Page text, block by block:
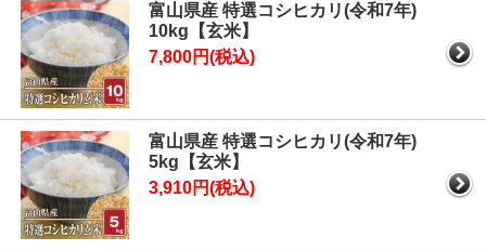
富山県産 特選コシヒカリ(令和7年)
10kg【玄米】
7,800円(税込)
富山県産 特選コシヒカリ(令和7年)
5kg【玄米】
3,910円(税込)